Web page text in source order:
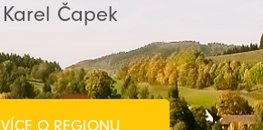
Karel Čapek
VÍCE O REGIONU